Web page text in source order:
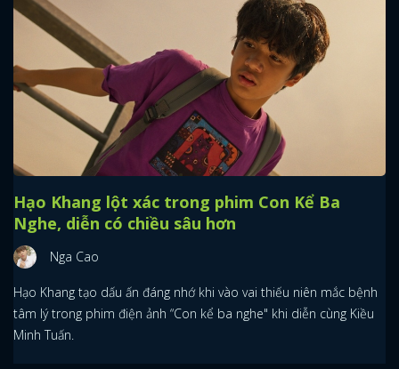
GOOGLE
Hạo Khang lột xác trong phim Con Kể Ba
Nghe, diễn có chiều sâu hơn
Nga Cao
Hạo Khang tạo dấu ấn đáng nhớ khi vào vai thiếu niên mắc bệnh
tâm lý trong phim điện ảnh “Con kể ba nghe" khi diễn cùng Kiều
Minh Tuấn.